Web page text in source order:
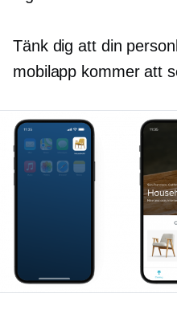
Tänk dig att din
mobilapp kommer att